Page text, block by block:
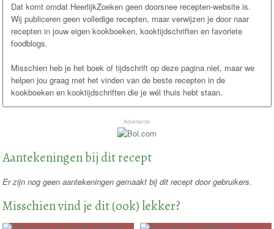
Dat komt omdat HeerlijkZoeken geen doorsnee recepten-website is.
Wij publiceren geen volledige recepten, maar verwijzen je door naar
recepten in jouw eigen kookboeken, kooktijdschriften en favoriete
foodblogs.
Misschien heb je het boek of tijdschrift op deze pagina niet, maar we
helpen jou graag met het vinden van de beste recepten in de
kookboeken en kooktijdschriften die je wél thuis hebt staan.
Advertentie
Aantekeningen bij dit recept
Er zijn nog geen aantekeningen gemaakt bij dit recept door gebruikers.
Misschien vind je dit (ook) lekker?